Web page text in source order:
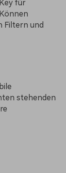
für
Filtern und
stehenden